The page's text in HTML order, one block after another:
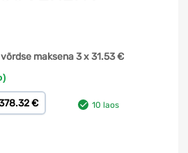
maksena 3 x31.53€
€ 10 laos